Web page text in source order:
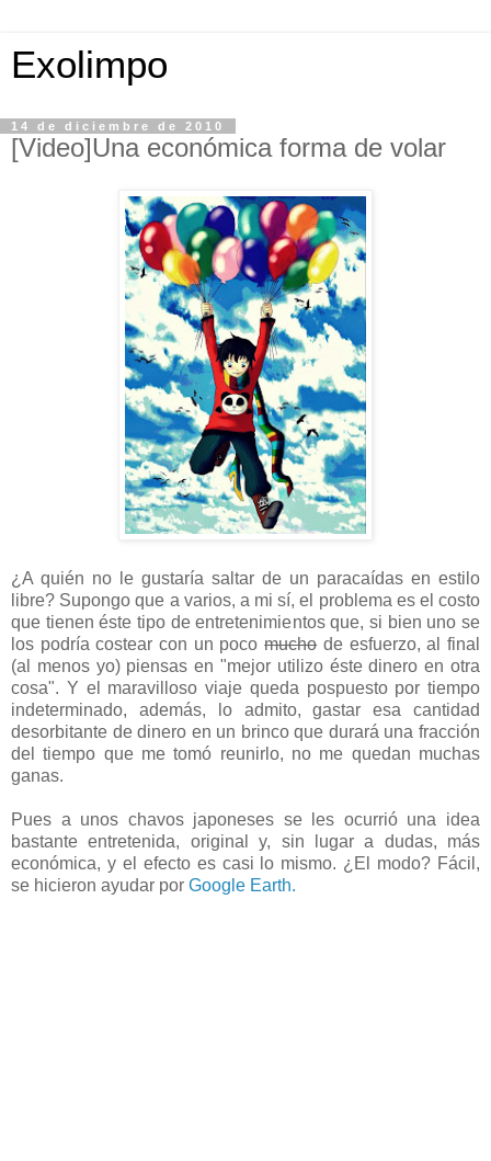
Exolimpo
14 de diciembre de 2010
[Video]Una económica forma de volar
¿A quién no le gustaría saltar de un paracaídas en estilo
libre? Supongo que a varios, a mi sí, el problema es el costo
que tienen éste tipo de entretenimientos que, si bien uno se
los podría costear con un pocomuchode esfuerzo, al final
(al menos yo) piensas en "mejor utilizo éste dinero en otra
cosa". Y el maravilloso viaje queda pospuesto por tiempo
indeterminado, además, lo admito, gastar esa cantidad
desorbitante de dinero en un brinco que durará una fracción
del tiempo que me tomó reunirlo, no me quedan muchas
ganas.
Pues a unos chavos japoneses se les ocurrió una idea
bastante entretenida, original y, sin lugar a dudas, más
económica, y el efecto es casi lo mismo. ¿El modo? Fácil,
se hicieron ayudar por Google Earth.